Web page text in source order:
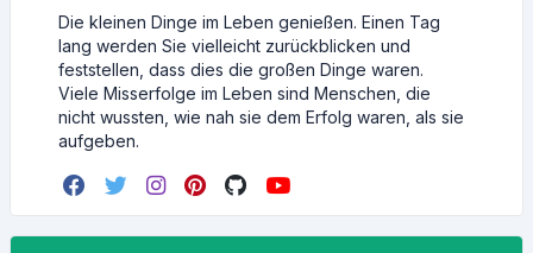
Die kleinen Dinge im Leben genießen. Einen Tag
lang werden Sie vielleicht zurückblicken und
feststellen, dass dies die großen Dinge waren.
Viele Misserfolge im Leben sind Menschen, die
nicht wussten, wie nah sie dem Erfolg waren, als sie
aufgeben.